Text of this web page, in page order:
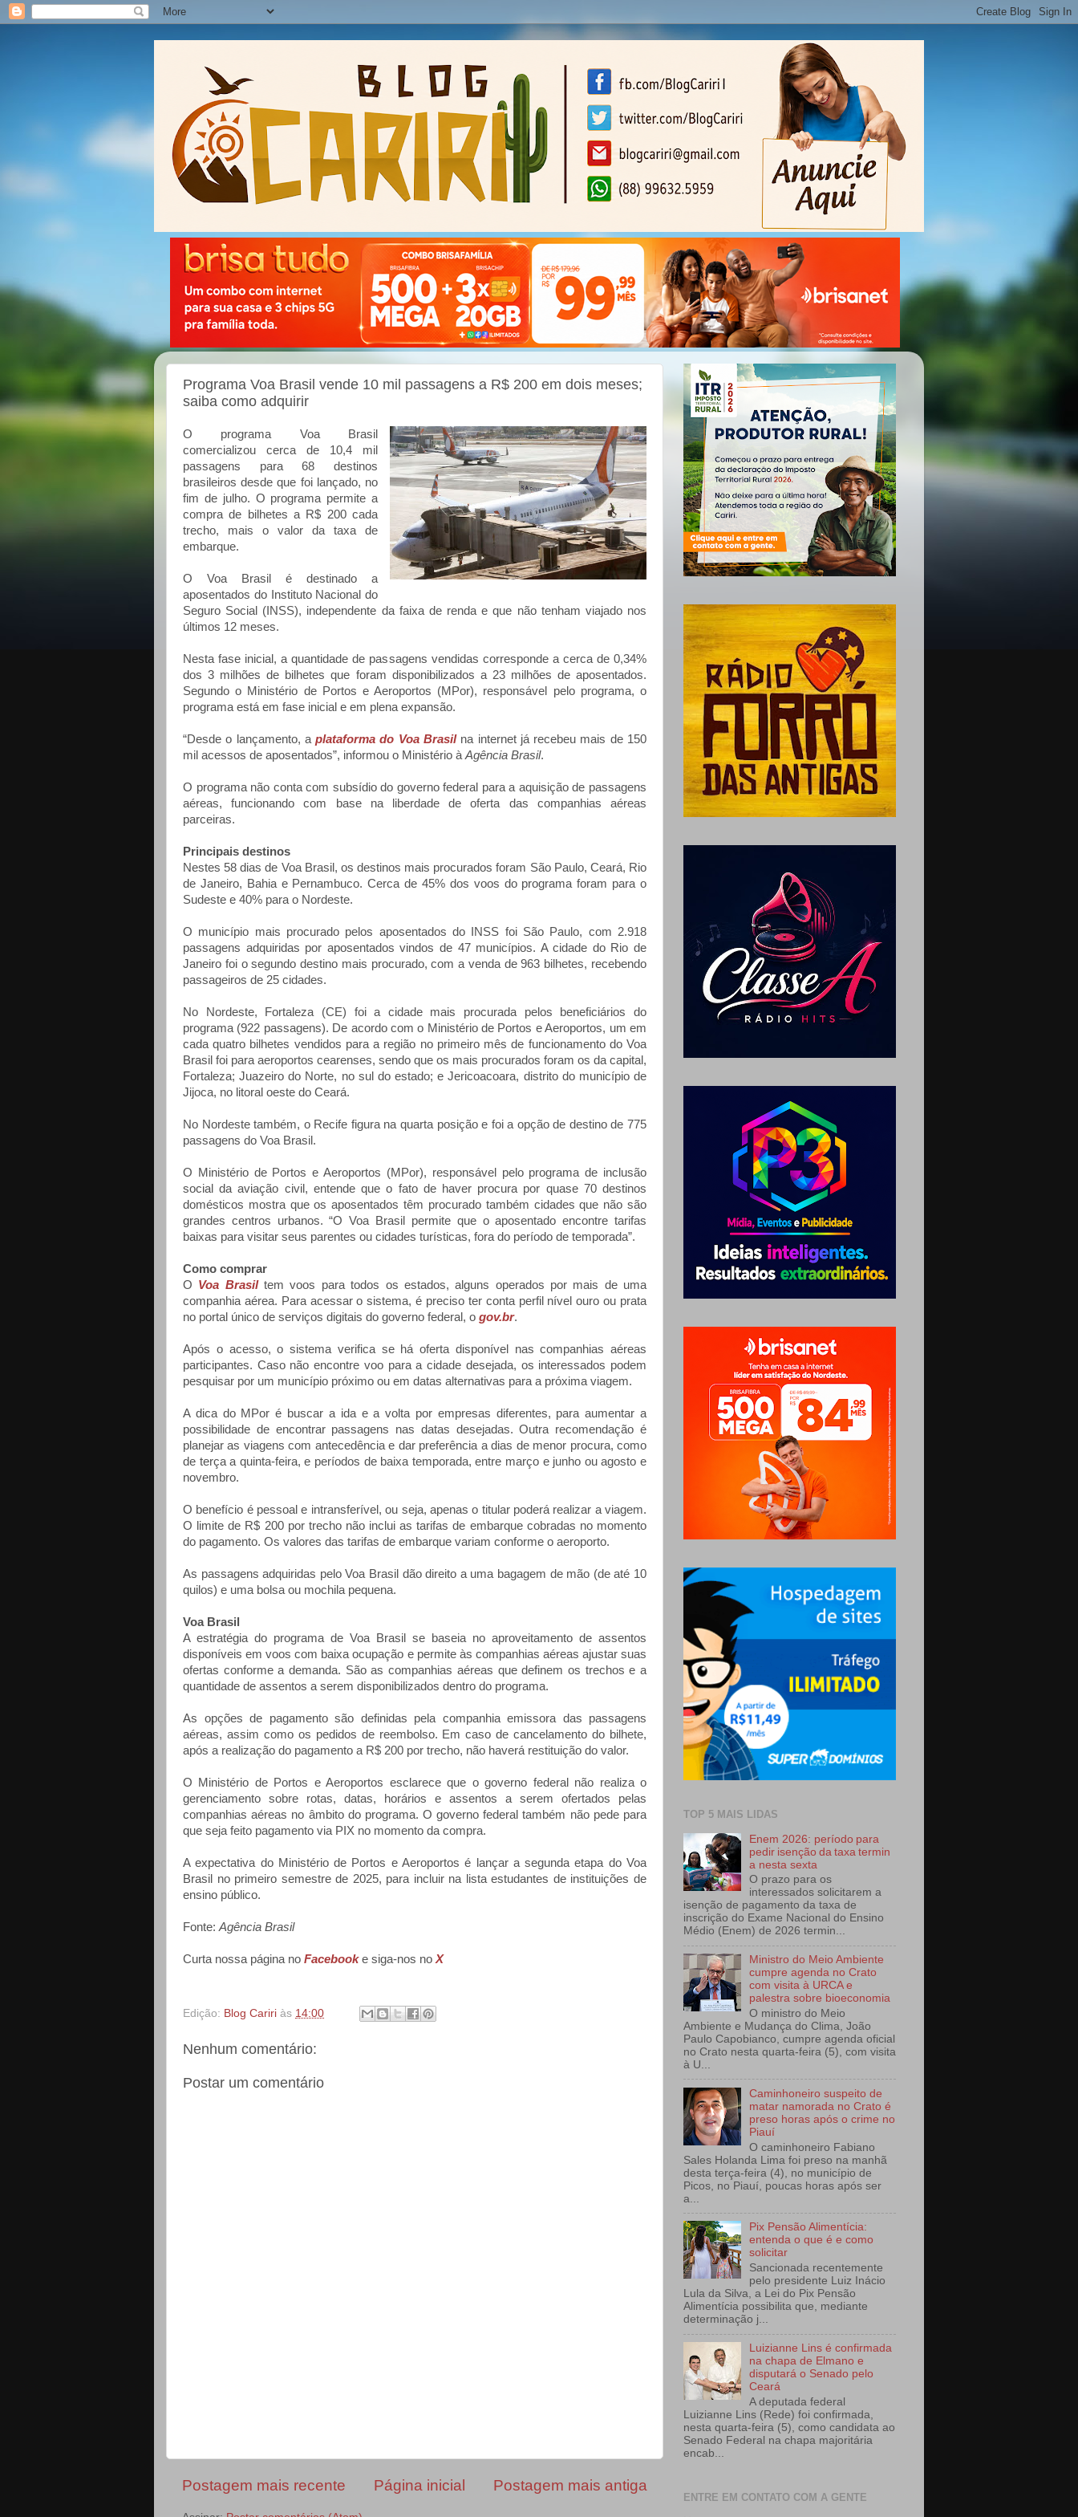
Programa Voa Brasil vende 10 mil passagens a R$ 200 em dois meses;
saiba como adquirir
O programa Voa Brasil
comercializou cerca de 10,4 mil
passagens para 68 destinos
brasileiros desde que foi lançado, no
fim de julho. O programa permite a
compra de bilhetes a R$ 200 cada
trecho, mais o valor da taxa de
embarque.
O Voa Brasil é destinado a
aposentados do Instituto Nacional do
Seguro Social (INSS), independente da faixa de renda e que não tenham viajado nos
últimos 12 meses.
Nesta fase inicial, a quantidade de passagens vendidas corresponde a cerca de 0,34%
dos 3 milhões de bilhetes que foram disponibilizados a 23 milhões de aposentados.
Segundo o Ministério de Portos e Aeroportos (MPor), responsável pelo programa, o
programa está em fase inicial e em plena expansão.
“Desde o lançamento, aplataforma do Voa Brasilna internet já recebeu mais de 150
mil acessos de aposentados”, informou o Ministério à Agência Brasil.
O programa não conta com subsídio do governo federal para a aquisição de passagens
aéreas, funcionando com base na liberdade de oferta das companhias aéreas
parceiras.
Principais destinos
Nestes 58 dias de Voa Brasil, os destinos mais procurados foram São Paulo, Ceará, Rio
de Janeiro, Bahia e Pernambuco. Cerca de 45% dos voos do programa foram para o
Sudeste e 40% para o Nordeste.
O município mais procurado pelos aposentados do INSS foi São Paulo, com 2.918
passagens adquiridas por aposentados vindos de 47 municípios. A cidade do Rio de
Janeiro foi o segundo destino mais procurado, com a venda de 963 bilhetes, recebendo
passageiros de 25 cidades.
No Nordeste, Fortaleza (CE) foi a cidade mais procurada pelos beneficiários do
programa (922 passagens). De acordo com o Ministério de Portos e Aeroportos, um em
cada quatro bilhetes vendidos para a região no primeiro mês de funcionamento do Voa
Brasil foi para aeroportos cearenses, sendo que os mais procurados foram os da capital,
Fortaleza; Juazeiro do Norte, no sul do estado; e Jericoacoara, distrito do município de
Jijoca, no litoral oeste do Ceará.
No Nordeste também, o Recife figura na quarta posição e foi a opção de destino de 775
passagens do Voa Brasil.
O Ministério de Portos e Aeroportos (MPor), responsável pelo programa de inclusão
social da aviação civil, entende que o fato de haver procura por quase 70 destinos
domésticos mostra que os aposentados têm procurado também cidades que não são
grandes centros urbanos. “O Voa Brasil permite que o aposentado encontre tarifas
baixas para visitar seus parentes ou cidades turísticas, fora do período de temporada”.
Como comprar
O Voa Brasiltem voos para todos os estados, alguns operados por mais de uma
companhia aérea. Para acessar o sistema, é preciso ter conta perfil nível ouro ou prata
no portal único de serviços digitais do governo federal, o gov.br.
Após o acesso, o sistema verifica se há oferta disponível nas companhias aéreas
participantes. Caso não encontre voo para a cidade desejada, os interessados podem
pesquisar por um município próximo ou em datas alternativas para a próxima viagem.
A dica do MPor é buscar a ida e a volta por empresas diferentes, para aumentar a
possibilidade de encontrar passagens nas datas desejadas. Outra recomendação é
planejar as viagens com antecedência e dar preferência a dias de menor procura, como
de terça a quinta-feira, e períodos de baixa temporada, entre março e junho ou agosto e
novembro.
O benefício é pessoal e intransferível, ou seja, apenas o titular poderá realizar a viagem.
O limite de R$ 200 por trecho não inclui as tarifas de embarque cobradas no momento
do pagamento. Os valores das tarifas de embarque variam conforme o aeroporto.
As passagens adquiridas pelo Voa Brasil dão direito a uma bagagem de mão (de até 10
quilos) e uma bolsa ou mochila pequena.
Voa Brasil
A estratégia do programa de Voa Brasil se baseia no aproveitamento de assentos
disponíveis em voos com baixa ocupação e permite às companhias aéreas ajustar suas
ofertas conforme a demanda. São as companhias aéreas que definem os trechos e a
quantidade de assentos a serem disponibilizados dentro do programa.
As opções de pagamento são definidas pela companhia emissora das passagens
aéreas, assim como os pedidos de reembolso. Em caso de cancelamento do bilhete,
após a realização do pagamento a R$ 200 por trecho, não haverá restituição do valor.
O Ministério de Portos e Aeroportos esclarece que o governo federal não realiza o
gerenciamento sobre rotas, datas, horários e assentos a serem ofertados pelas
companhias aéreas no âmbito do programa. O governo federal também não pede para
que seja feito pagamento via PIX no momento da compra.
A expectativa do Ministério de Portos e Aeroportos é lançar a segunda etapa do Voa
Brasil no primeiro semestre de 2025, para incluir na lista estudantes de instituições de
ensino público.
Fonte: Agência Brasil
Curta nossa página no Facebooke siga-nos no X
Edição: Blog Cariri às 14:00
Nenhum comentário:
Postar um comentário
Postagem mais recente Postagem mais antiga
Página inicial
TOP 5 MAIS LIDAS
Enem 2026: período para
pedir isenção da taxa termin
a nesta sexta
O prazo para os
interessados solicitarem a
isenção de pagamento da taxa de
inscrição do Exame Nacional do Ensino
Médio (Enem) de 2026 termin...
Ministro do Meio Ambiente
cumpre agenda no Crato
com visita à URCA e
palestra sobre bioeconomia
O ministro do Meio
Ambiente e Mudança do Clima, João
Paulo Capobianco, cumpre agenda oficial
no Crato nesta quarta-feira (5), com visita
à U...
Caminhoneiro suspeito de
matar namorada no Crato é
preso horas após o crime no
Piauí
O caminhoneiro Fabiano
Sales Holanda Lima foi preso na manhã
desta terça-feira (4), no município de
Picos, no Piauí, poucas horas após ser
a...
Pix Pensão Alimentícia:
entenda o que é e como
solicitar
Sancionada recentemente
pelo presidente Luiz Inácio
Lula da Silva, a Lei do Pix Pensão
Alimentícia possibilita que, mediante
determinação j...
Luizianne Lins é confirmada
na chapa de Elmano e
disputará o Senado pelo
Ceará
A deputada federal
Luizianne Lins (Rede) foi confirmada,
nesta quarta-feira (5), como candidata ao
Senado Federal na chapa majoritária
encab...
ENTRE EM CONTATO COM A GENTE